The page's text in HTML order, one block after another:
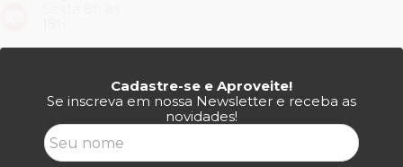
Cadastre-se e Aproveite!
Se inscreva em nossa Newsletter e receba as
novidades!